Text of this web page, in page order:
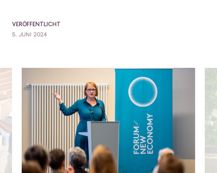
VERÖFFENTLICHT
5. JUNI 2024